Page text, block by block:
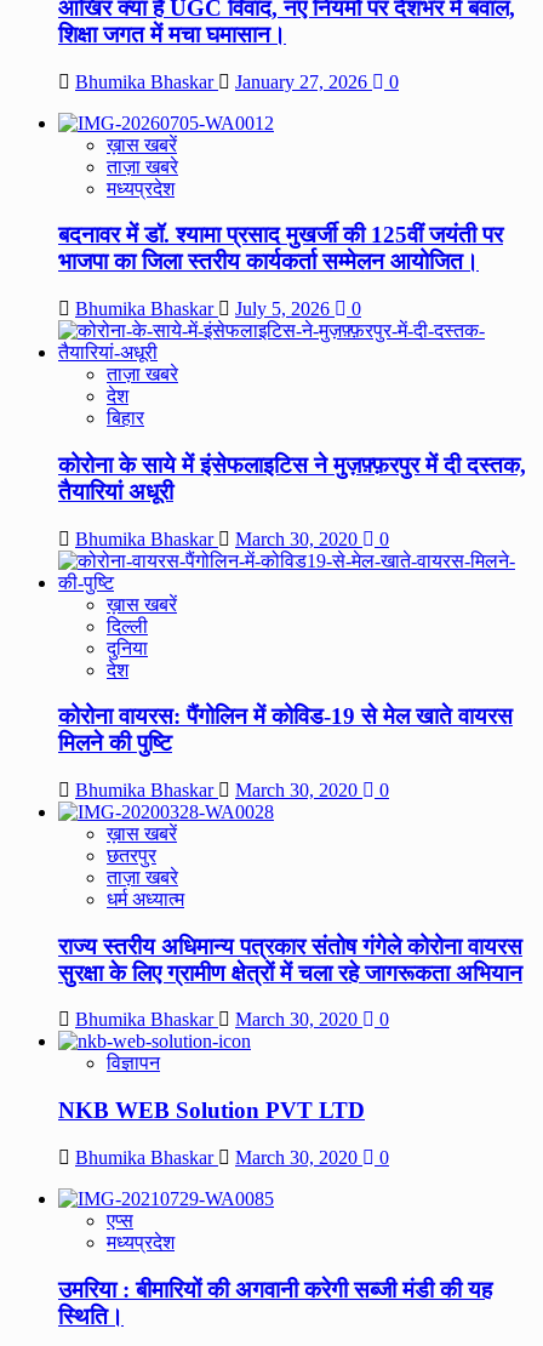
आखिर क्या है UGC विवाद, नए नियमों पर देशभर में बवाल,
शिक्षा जगत में मचा घमासान।
Bhumika Bhaskar January 27, 2026 0
ख़ास खबरें
ताज़ा खबरे
मध्यप्रदेश
बदनावर में डॉ. श्यामा प्रसाद मुखर्जी की 125वीं जयंती पर
भाजपा का जिला स्तरीय कार्यकर्ता सम्मेलन आयोजित।
Bhumika Bhaskar July 5, 2026 0
ताज़ा खबरे
देश
बिहार
कोरोना के साये में इंसेफलाइटिस ने मुज़फ़्फ़रपुर में दी दस्तक,
तैयारियां अधूरी
Bhumika Bhaskar March 30, 2020 0
ख़ास खबरें
दिल्ली
दुनिया
देश
कोरोना वायरस: पैंगोलिन में कोविड-19 से मेल खाते वायरस
मिलने की पुष्टि
Bhumika Bhaskar March 30, 2020 0
ख़ास खबरें
छतरपुर
ताज़ा खबरे
धर्म अध्यात्म
राज्य स्तरीय अधिमान्य पत्रकार संतोष गंगेले कोरोना वायरस
सुरक्षा के लिए ग्रामीण क्षेत्रों में चला रहे जागरूकता अभियान
Bhumika Bhaskar March 30, 2020 0
विज्ञापन
NKB WEB Solution PVT LTD
Bhumika Bhaskar March 30, 2020 0
एप्स
मध्यप्रदेश
उमरिया : बीमारियों की अगवानी करेगी सब्जी मंडी की यह
स्थिति।